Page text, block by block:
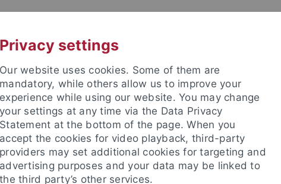
STUDIUM FORSCHUNG EINRICHTUNGEN
und Publikationen Campusleben Im Dialog Karriere
Privacy settings
Our website uses cookies. Some of them are
mandatory, while others allow us to improve your
experience while using our website. You may change
your settings at any time via the Data Privacy
Statement at the bottom of the page. When you
accept the cookies for video playback, third-party
providers may set additional cookies for targeting and
advertising purposes and your data may be linked to
the third party’s other services.